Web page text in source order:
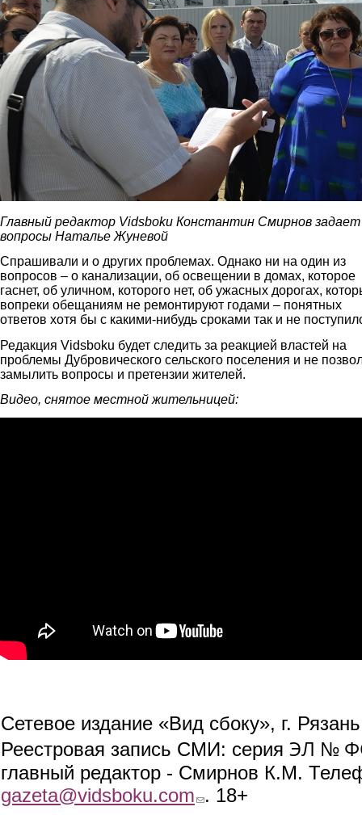
Главный редактор Vidsboku Константин Смирнов задает
вопросы Наталье Жуневой
Спрашивали и о других проблемах. Однако ни на один из
вопросов – о канализации, об освещении в домах, которое
гаснет, об уличном, которого нет, об ужасных дорогах,
вопреки обещаниям не ремонтируют годами – понятных
ответов хотя бы с какими-нибудь сроками так и не
Редакция Vidsboku будет следить за реакцией властей на
проблемы Дубровического сельского поселения и не
замылить вопросы и претензии жителей.
Видео, снятое местной жительницей:
Сетевое издание «Вид сбоку», г.
Реестровая запись СМИ: серия ЭЛ №
главный редактор - Смирнов К.М.
gazeta@vidsboku.com (link sends e-mail)
. 18+